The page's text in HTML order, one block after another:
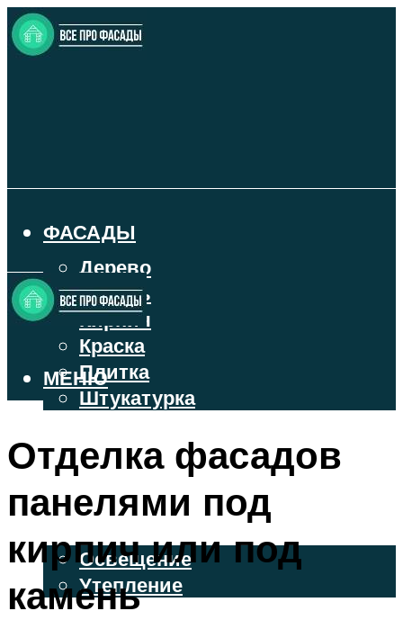
ФАСАДЫ
Дерево
Камень
Кирпич
Краска
Плитка
Штукатурка
ФАСАДНЫЙ САЙДИНГ
ОСВЕЩЕНИЕ И УТЕПЛЕНИЕ
Освещение
Утепление
МЕНЮ
Отделка фасадов
панелями под
кирпич или под
камень